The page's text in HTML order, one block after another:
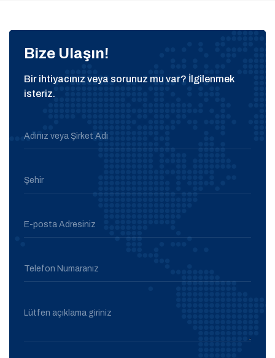
Bize Ulaşın!
Bir ihtiyacınız veya sorunuz mu var? İlgilenmek
isteriz.
Adınız veya Şirket Adı
Şehir
E-posta Adresiniz
Telefon Numaranız
Lütfen açıklama giriniz